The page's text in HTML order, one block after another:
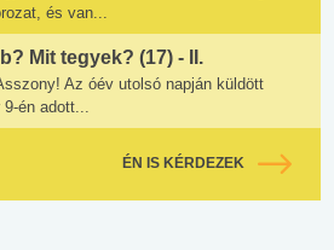
és van...
Mit tegyek? (17) - II.
Az óév utolsó napján küldött
én adott...
ÉN IS KÉRDEZEK